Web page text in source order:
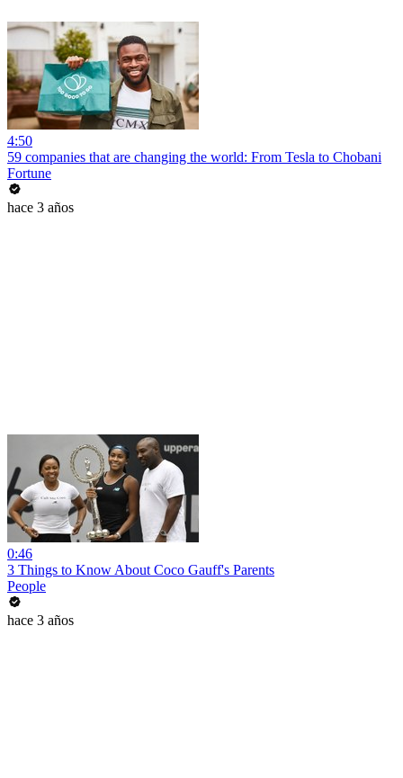
4:50
59 companies that are changing the world: From Tesla to Chobani
Fortune
hace 3 años
0:46
3 Things to Know About Coco Gauff's Parents
People
hace 3 años